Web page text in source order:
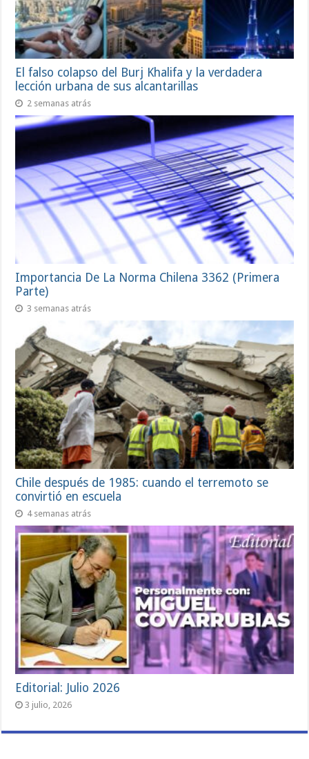
El falso colapso del Burj Khalifa y la verdadera
lección urbana de sus alcantarillas
2 semanas atrás
Importancia De La Norma Chilena 3362 (Primera
Parte)
3 semanas atrás
Chile después de 1985: cuando el terremoto se
convirtió en escuela
4 semanas atrás
Editorial: Julio 2026
3 julio, 2026